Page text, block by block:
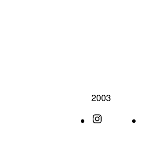
2003
Instagram